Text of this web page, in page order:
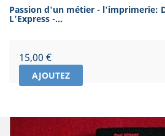
Passion d'un métier - l'imprimerie:
L'Express -...
Prix
15,00 €
AJOUTEZ